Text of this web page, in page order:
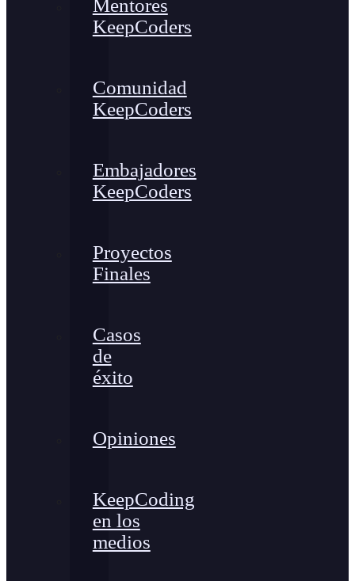
Mentores
KeepCoders
Comunidad
KeepCoders
Embajadores
KeepCoders
Proyectos
Finales
Casos
de
éxito
Opiniones
KeepCoding
en los
medios